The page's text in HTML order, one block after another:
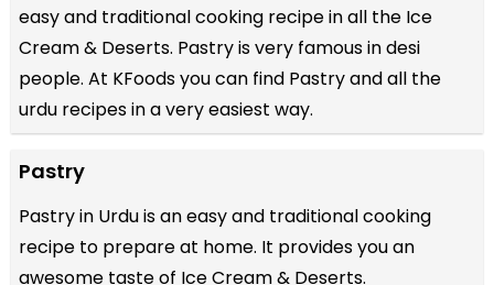
easy and traditional cooking recipe in all the Ice
Cream & Deserts. Pastry is very famous in desi
people. At KFoods you can find Pastry and all the
urdu recipesin a very easiest way.
Pastry
Pastry in Urdu is an easy and traditional cooking
recipe to prepare at home. It provides you an
awesome taste of Ice Cream & Deserts.